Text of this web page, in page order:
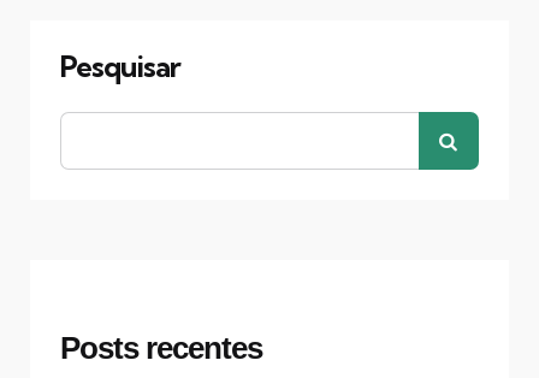
Pesquisar
Posts recentes